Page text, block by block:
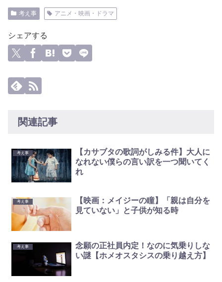
考え事 アニメ・映画・ドラマ
シェアする
関連記事
考え事
【カサブタの歌詞がしみる件】大人に
なれない僕らの言い訳を一つ聞いてく
れ
考え事
【映画：メイジーの瞳】「親は自分を
見ていない」と子供が知る時
考え事
念願の正社員内定！なのに気乗りしな
い謎【ホメオスタシスの乗り越え方】